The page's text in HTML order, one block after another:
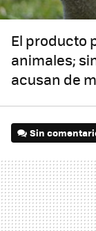
El producto
animales;
acusan de
Sin